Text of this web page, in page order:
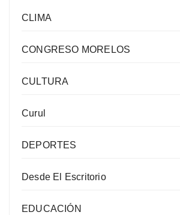
CLIMA
CONGRESO MORELOS
CULTURA
Curul
DEPORTES
Desde El Escritorio
EDUCACIÓN